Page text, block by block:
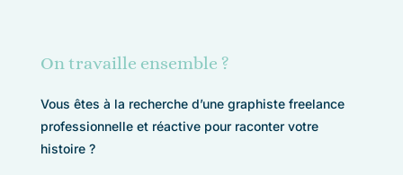
On travaille ensemble ?
Vous êtes à la recherche d’une graphiste freelance
professionnelle et réactive pour raconter votre
histoire ?